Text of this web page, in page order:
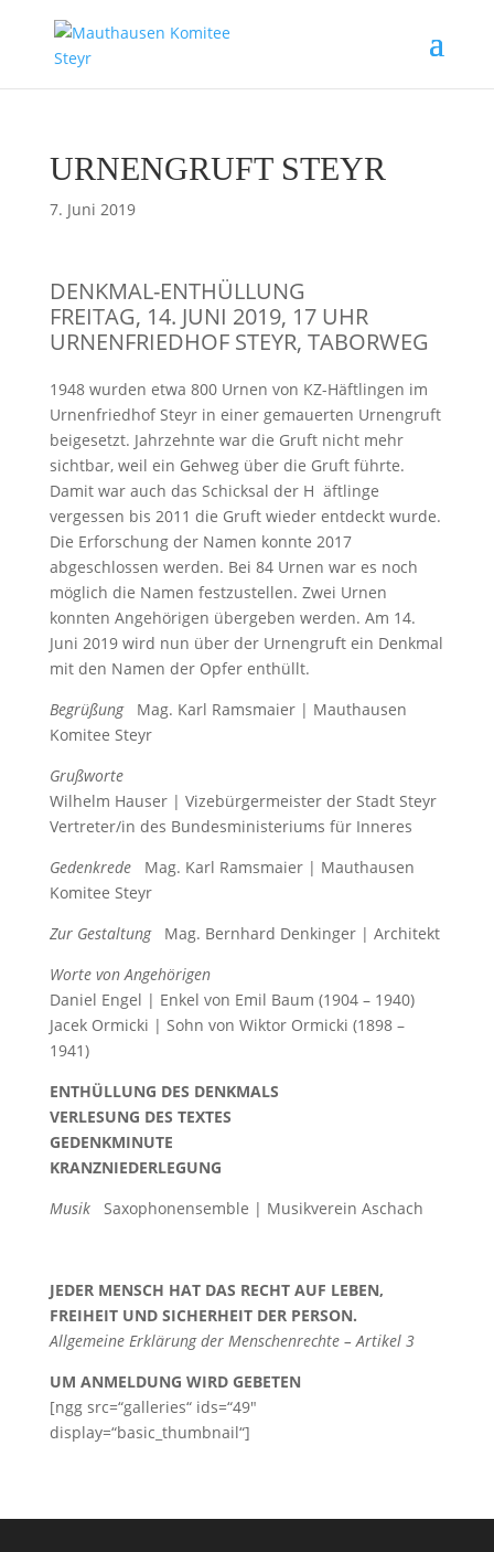
URNENGRUFT STEYR
7. Juni 2019
DENKMAL-ENTHÜLLUNG
FREITAG, 14. JUNI 2019, 17 UHR
URNENFRIEDHOF STEYR, TABORWEG
1948 wurden etwa 800 Urnen von KZ-Häftlingen im
Urnenfriedhof Steyr in einer gemauerten Urnengruft
beigesetzt. Jahrzehnte war die Gruft nicht mehr
sichtbar, weil ein Gehweg über die Gruft führte.
Damit war auch das Schicksal der H ­ äftlinge
vergessen bis 2011 die Gruft wieder entdeckt wurde.
Die Erforschung der Namen konnte 2017
abgeschlossen werden. Bei 84 Urnen war es noch
möglich die Namen fest­zustellen. Zwei Urnen
konnten Angehörigen übergeben werden. Am 14.
Juni 2019 wird nun über der Urnengruft ein Denkmal
mit den Namen der Opfer enthüllt.
BegrüßungMag. Karl Ramsmaier | Mauthausen
Komitee Steyr
Grußworte
Wilhelm Hauser | Vizebürgermeister der Stadt Steyr
Vertreter/in des Bundesministeriums für Inneres
GedenkredeMag. Karl Ramsmaier | Mauthausen
Komitee Steyr
Zur GestaltungMag. Bernhard Denkinger | Architekt
Worte von Angehörigen
Daniel Engel | Enkel von Emil Baum (1904 – 1940)
Jacek Ormicki | Sohn von Wiktor Ormicki (1898 –
1941)
ENTHÜLLUNG DES DENKMALS
VERLESUNG DES TEXTES
GEDENKMINUTE
KRANZNIEDERLEGUNG
MusikSaxophonensemble | Musikverein Aschach
JEDER MENSCH HAT DAS RECHT AUF LEBEN,
FREIHEIT UND SICHERHEIT DER PERSON.
Allgemeine Erklärung der Menschenrechte – Artikel 3
UM ANMELDUNG WIRD GEBETEN
[ngg src=“galleries“ ids=“49″
display=“basic_thumbnail“]